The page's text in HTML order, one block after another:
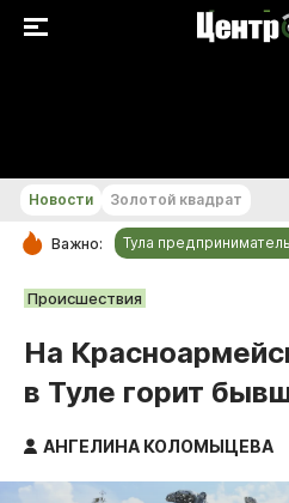
РУБРИКИ
Общество
Культура
Происшествия
Спорт
Тульский бренд
Новости Золотой квадрат
Важно: Тула
Происшествия
На
в Туле горит
АНГЕЛИНА КОЛОМЫЦЕВА